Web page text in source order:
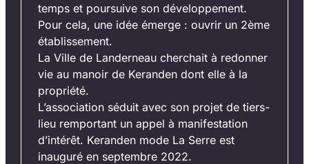
temps et poursuive son développement.
Pour cela, une idée émerge : ouvrir un 2ème
établissement.
La Ville de Landerneau cherchait à redonner
vie au manoir de Keranden dont elle à la
propriété.
L’association séduit avec son projet de tiers-
lieu remportant un appel à manifestation
d’intérêt. Keranden mode La Serre est
inauguré en septembre 2022.